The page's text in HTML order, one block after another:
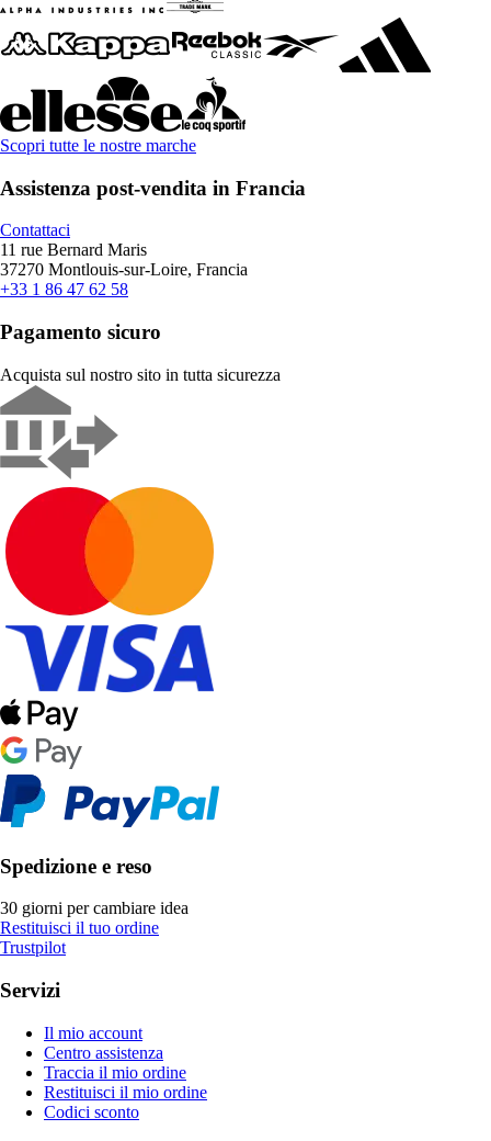
Scopri tutte le nostre marche
Assistenza post-vendita in Francia
Contattaci
11 rue Bernard Maris
37270 Montlouis-sur-Loire, Francia
+33 1 86 47 62 58
Pagamento sicuro
Acquista sul nostro sito in tutta sicurezza
Spedizione e reso
30 giorni per cambiare idea
Restituisci il tuo ordine
Trustpilot
Servizi
Il mio account
Centro assistenza
Traccia il mio ordine
Restituisci il mio ordine
Codici sconto